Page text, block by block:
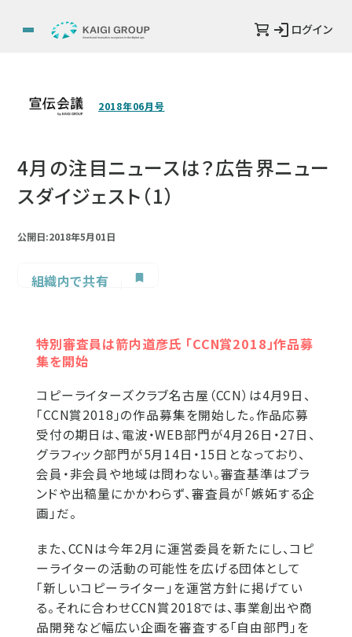
ログイン
2018年06月号
4月の注目ニュースは？広告界ニュー
スダイジェスト（1）
公開日:2018年5月01日
組織内で共有
特別審査員は箭内道彦氏 「CCN賞2018」作品募
集を開始
コピーライターズクラブ名古屋（CCN）は4月9日、
「CCN賞2018」の作品募集を開始した。作品応募
受付の期日は、電波・WEB部門が4月26日・27日、
グラフィック部門が5月14日・15日となっており、
会員・非会員や地域は問わない。審査基準はブラ
ンドや出稿量にかかわらず、審査員が「嫉妬する企
画」だ。
また、CCNは今年2月に運営委員を新たにし、コピ
ーライターの活動の可能性を広げる団体として
「新しいコピーライター」を運営方針に掲げてい
る。それに合わせCCN賞2018では、事業創出や商
品開発など幅広い企画を審査する「自由部門」を